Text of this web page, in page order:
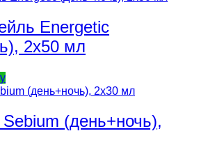
Energetic
2х50 мл
(день+ночь),